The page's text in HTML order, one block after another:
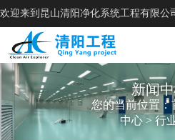
欢迎来到昆山清阳净化系统工程有限公
新闻
您的当前位置：
中心> 行